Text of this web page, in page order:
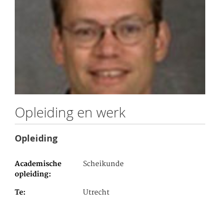
Opleiding en werk
Opleiding
Academische
opleiding
Scheikunde
Te Utrecht